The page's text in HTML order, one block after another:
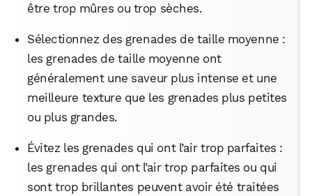
être trop mûres ou trop sèches.
Sélectionnez des grenades de taille moyenne :
les grenades de taille moyenne ont
généralement une saveur plus intense et une
meilleure texture que les grenades plus petites
ou plus grandes.
Évitez les grenades qui ont l’air trop parfaites :
les grenades qui ont l’air trop parfaites ou qui
sont trop brillantes peuvent avoir été traitées
WhatsApp Telegram Email
Facebook X LinkedIn